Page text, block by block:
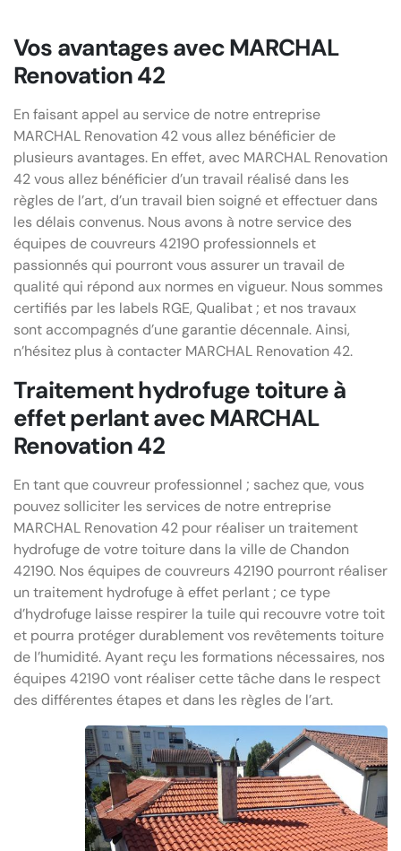
Vos avantages avec MARCHAL
Renovation 42
En faisant appel au service de notre entreprise
MARCHAL Renovation 42 vous allez bénéficier de
plusieurs avantages. En effet, avec MARCHAL Renovation
42 vous allez bénéficier d’un travail réalisé dans les
règles de l’art, d’un travail bien soigné et effectuer dans
les délais convenus. Nous avons à notre service des
équipes de couvreurs 42190 professionnels et
passionnés qui pourront vous assurer un travail de
qualité qui répond aux normes en vigueur. Nous sommes
certifiés par les labels RGE, Qualibat ; et nos travaux
sont accompagnés d’une garantie décennale. Ainsi,
n’hésitez plus à contacter MARCHAL Renovation 42.
Traitement hydrofuge toiture à
effet perlant avec MARCHAL
Renovation 42
En tant que couvreur professionnel ; sachez que, vous
pouvez solliciter les services de notre entreprise
MARCHAL Renovation 42 pour réaliser un traitement
hydrofuge de votre toiture dans la ville de Chandon
42190. Nos équipes de couvreurs 42190 pourront réaliser
un traitement hydrofuge à effet perlant ; ce type
d’hydrofuge laisse respirer la tuile qui recouvre votre toit
et pourra protéger durablement vos revêtements toiture
de l’humidité. Ayant reçu les formations nécessaires, nos
équipes 42190 vont réaliser cette tâche dans le respect
des différentes étapes et dans les règles de l’art.